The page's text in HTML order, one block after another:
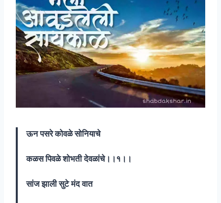
ऊन पसरे कोवळे सोनियाचे
कळस पिवळे शोभती देवळांचे।।१।।
सांज झाली सुटे मंद वात